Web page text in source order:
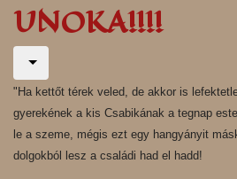
UNOKA!!!!
"Ha kettőt térek veled, de akkor is
gyerekének a kis Csabikának a tegnap
le a szeme, mégis ezt egy hangyányit
dolgokból lesz a családi had el hadd!